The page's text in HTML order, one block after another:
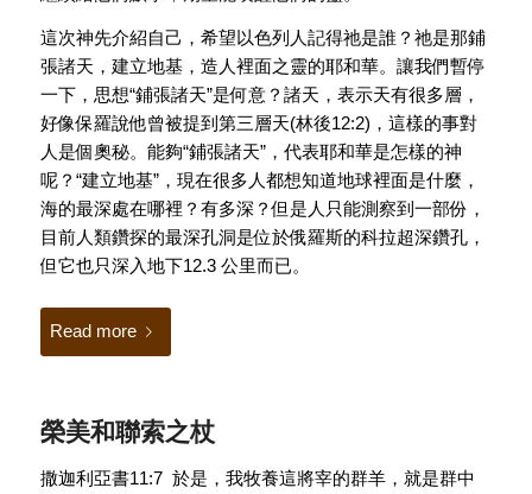
這次神先介紹自己，希望以色列人記得祂是誰？祂是那鋪
張諸天，建立地基，造人裡面之靈的耶和華。讓我們暫停
一下，思想“鋪張諸天”是何意？諸天，表示天有很多層，
好像保羅說他曾被提到第三層天(林後12:2)，這樣的事對
人是個奧秘。能夠“鋪張諸天”，代表耶和華是怎樣的神
呢？“建立地基”，現在很多人都想知道地球裡面是什麼，
海的最深處在哪裡？有多深？但是人只能測察到一部份，
目前人類鑽探的最深孔洞是位於俄羅斯的科拉超深鑽孔，
但它也只深入地下12.3 公里而已。
Read more
榮美和聯索之杖
撒迦利亞書11:7 於是，我牧養這將宰的群羊，就是群中